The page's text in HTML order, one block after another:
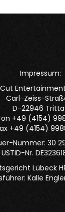
Impressum:
Carl-Zeiss-
D-22946
+49 (4154)
+49 (4154)
Nummer: 30
USTID-Nr.
Lübeck
Kalle